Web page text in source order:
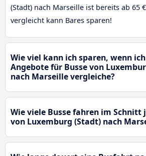
(Stadt) nach Marseille ist bereits ab 65
vergleicht kann Bares sparen!
Wie viel kann ich sparen, wenn
Angebote für Busse von
nach Marseille vergleiche?
Wie viele Busse fahren im Schnitt
von Luxemburg (Stadt) nach